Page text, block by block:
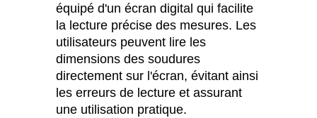
équipé d'un écran digital qui facilite
la lecture précise des mesures. Les
utilisateurs peuvent lire les
dimensions des soudures
directement sur l'écran, évitant ainsi
les erreurs de lecture et assurant
une utilisation pratique.